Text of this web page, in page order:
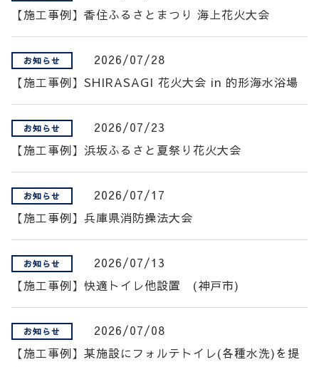
【施工事例】香住ふるさとまつり 海上花火大会
お知らせ
2026/07/28
【施工事例】SHIRASAGI 花火大会 in 的形海水浴場
お知らせ
2026/07/23
【施工事例】浜坂ふるさと夏祭り花火大会
お知らせ
2026/07/17
【施工事例】兵庫県消防操法大会
お知らせ
2026/07/13
【施工事例】快適トイレ他設置 (神戸市)
お知らせ
2026/07/08
【施工事例】某施設にフォルテトイレ(各種水洗)を提